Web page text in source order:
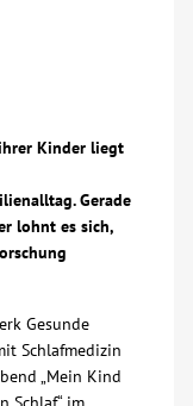
Kinder liegt
Gerade
lohnt es sich,
Gesunde
Schlafmedizin
„Mein Kind